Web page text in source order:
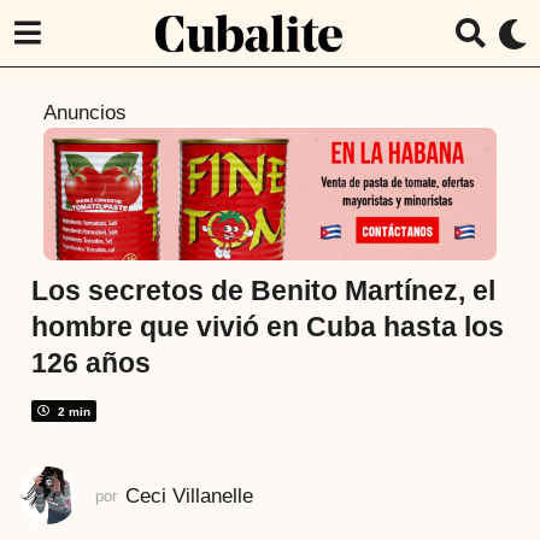
t
r
á
s
5
o
Anuncios
Los secretos de Benito Martínez, el
hombre que vivió en Cuba hasta los
126 años
2 min
por Ceci Villanelle